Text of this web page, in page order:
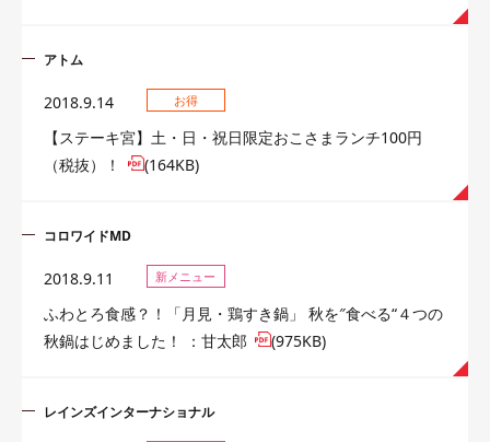
アトム
2018.9.14 お得
【ステーキ宮】土・日・祝日限定おこさまランチ100円
（税抜）！
(164KB)
コロワイドMD
2018.9.11 新メニュー
ふわとろ食感？！「月見・鶏すき鍋」 秋を″食べる“４つの
秋鍋はじめました！ ：甘太郎
(975KB)
レインズインターナショナル